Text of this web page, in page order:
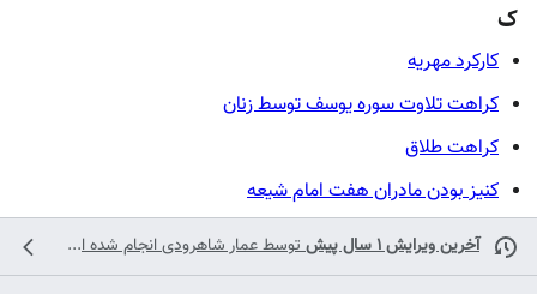
ک
کارکرد مهریه
کراهت تلاوت سوره یوسف توسط زنان
کراهت طلاق
کنیز بودن مادران هفت امام شیعه
آخرین ویرایش ۱ سال پیش توسطعمار شاهرودیانجام شده است